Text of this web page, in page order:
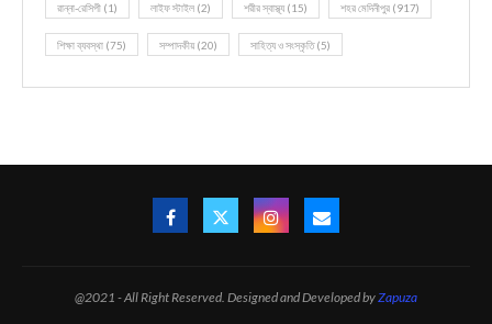
রান্না-রেসিপী (1) লাইফ স্টাইল (2) শরীর স্বাস্থ্য (15) শহর মেদিনীপুর (917)
শিক্ষা ব্যবস্থা (75) সম্পাদকীয় (20) সাহিত্য ও সংস্কৃতি(5)
@2021 - All Right Reserved. Designed and Developed byZapuza